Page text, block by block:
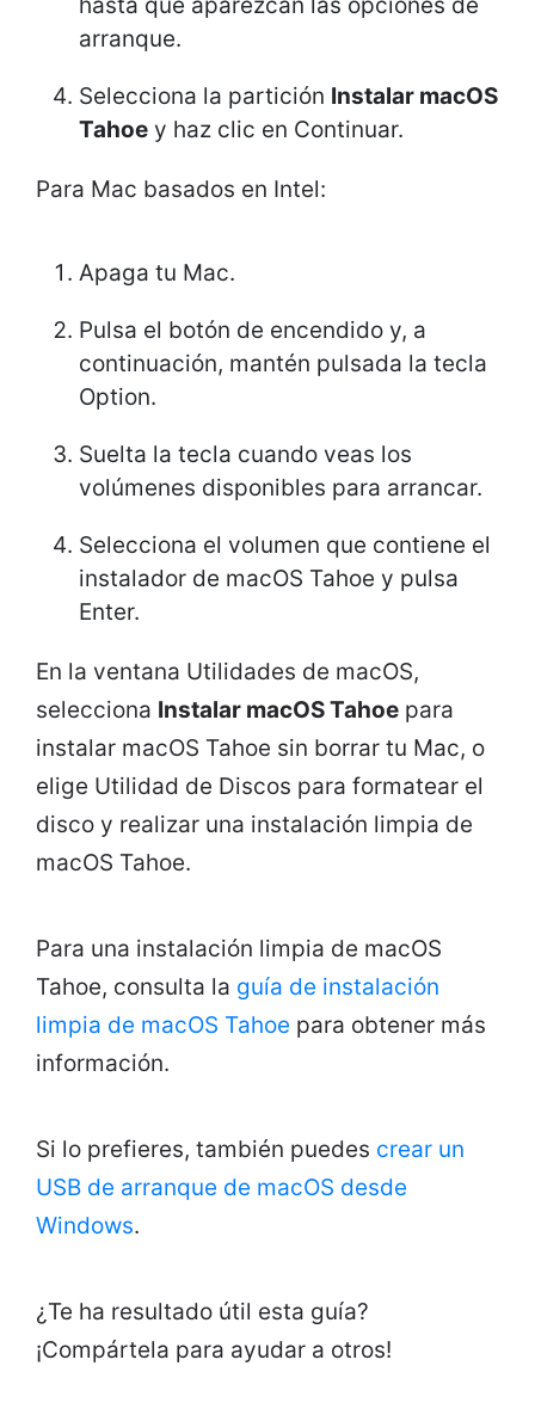
arranque.
Selecciona la partición Instalar macOS
Tahoe y haz clic en Continuar.
Para Mac basados en Intel:
Apaga tu Mac.
Pulsa el botón de encendido y, a
continuación, mantén pulsada la tecla
Option.
Suelta la tecla cuando veas los
volúmenes disponibles para arrancar.
Selecciona el volumen que contiene el
instalador de macOS Tahoe y pulsa
Enter.
En la ventana Utilidades de macOS,
selecciona Instalar macOS Tahoe para
instalar macOS Tahoe sin borrar tu Mac, o
elige Utilidad de Discos para formatear el
disco y realizar una instalación limpia de
macOS Tahoe.
Para una instalación limpia de macOS
Tahoe, consulta la guía de instalación
limpia de macOS Tahoe para obtener más
información.
Si lo prefieres, también puedes crear un
USB de arranque de macOS desde
Windows.
¿Te ha resultado útil esta guía?
¡Compártela para ayudar a otros!